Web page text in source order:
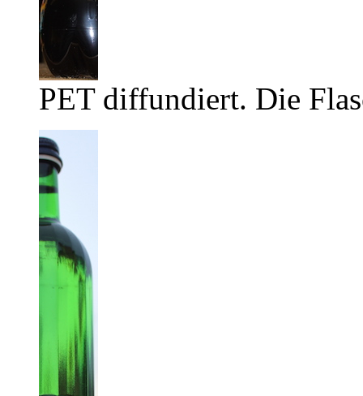
PET diffundiert. Die